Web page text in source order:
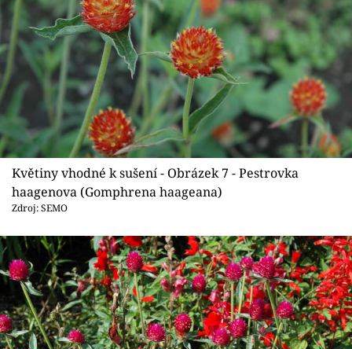
Květiny vhodné k sušení - Obrázek 7 - Pestrovka
haagenova (Gomphrena haageana)
Zdroj: SEMO